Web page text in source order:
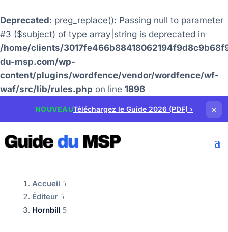
Deprecated: preg_replace(): Passing null to parameter
#3 ($subject) of type array|string is deprecated in
/home/clients/
du-msp.com/wp-
content/plugins/wordfence/vendor/wordfence/wf-
waf/src/lib/rules.php on line 1896
NOUVEAUTéléchargez le Guide 2026 (PDF)› ×
Accueil
Éditeur
Hornbill